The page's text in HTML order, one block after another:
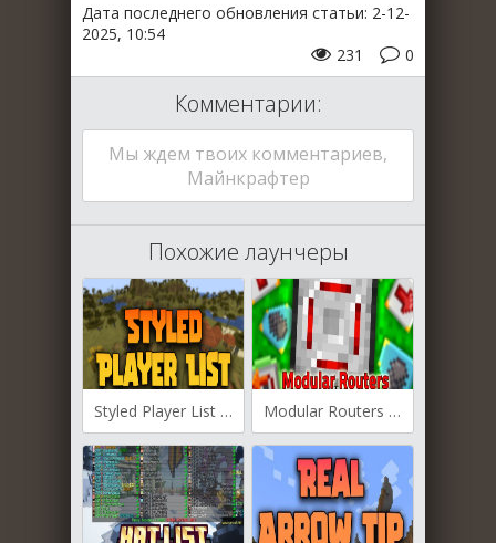
Дата последнего обновления статьи: 2-12-
2025, 10:54
0
231
Комментарии:
Мы ждем твоих комментариев,
Майнкрафтер
Похожие лаунчеры
Styled Player List для Майнкрафт [1.21.10, 1.21.9, 1.21.8] Modular Routers для Майнкрафт [1.21.4, 1.21.1, 1.21]